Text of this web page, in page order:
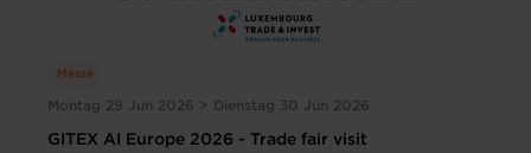
Montag 29 Jun 2026 > Dienstag 30 Jun 2026
Messe
GITEX AI Europe 2026 - Trade fair visit